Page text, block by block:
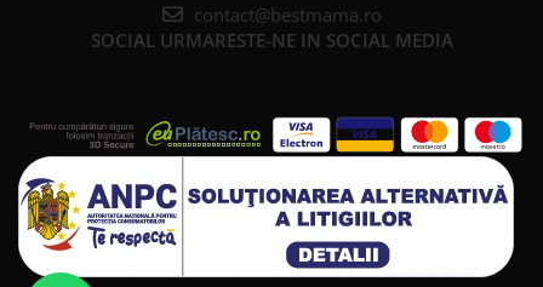
contact@bestmama.ro
SOCIAL URMARESTE-NE IN SOCIAL MEDIA